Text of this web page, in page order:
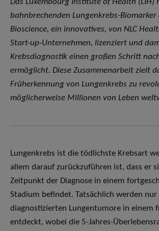
Das Luxembourg Institute of Health (LIH)
bahnbrechenden Lungenkrebs-Biomarker
Bioscience, ein innovatives, von NLC
Start-up-Unternehmen, lizenziert und
Krebsdiagnostik einen großen Schritt
ermöglicht. Diese Zusammenarbeit zielt
Früherkennung von Lungenkrebs zu
möglicherweise Millionen von Leben
Lungenkrebs ist die tödlichste Krebsart
allem darauf zurückzuführen ist, dass er
Zeitpunkt der Diagnose in einem
Stadium befindet. Tatsächlich werden nur
diagnostizierten Lungentumore in einem
entdeckt, wobei die 5-Jahres-